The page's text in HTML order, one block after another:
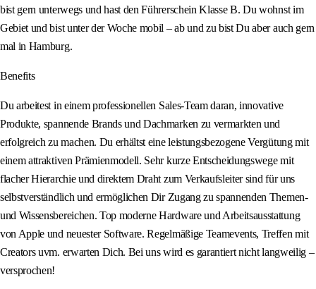
bist gern unterwegs und hast den Führerschein Klasse B. Du wohnst im
Gebiet und bist unter der Woche mobil – ab und zu bist Du aber auch gern
mal in Hamburg.
Benefits
Du arbeitest in einem professionellen Sales-Team daran, innovative
Produkte, spannende Brands und Dachmarken zu vermarkten und
erfolgreich zu machen. Du erhältst eine leistungsbezogene Vergütung mit
einem attraktiven Prämienmodell. Sehr kurze Entscheidungswege mit
flacher Hierarchie und direktem Draht zum Verkaufsleiter sind für uns
selbstverständlich und ermöglichen Dir Zugang zu spannenden Themen-
und Wissensbereichen. Top moderne Hardware und Arbeitsausstattung
von Apple und neuester Software. Regelmäßige Teamevents, Treffen mit
Creators uvm. erwarten Dich. Bei uns wird es garantiert nicht langweilig –
versprochen!